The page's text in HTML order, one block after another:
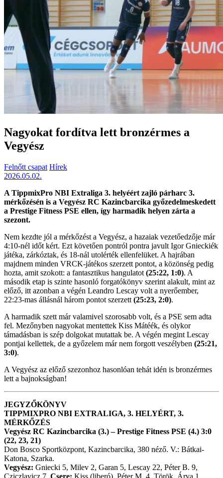
Nagyokat fordítva lett bronzérmes a
Vegyész
Felnőtt csapat Hírek
2026.05.02.
A TippmixPro NBI Extraliga 3. helyéért zajló párharc 3.
mérkőzésén is a Vegyész RC Kazincbarcika győzedelmeskedett
a Prestige Fitness PSE ellen, így harmadik helyen zárta a
szezont.
Nem kezdte jól a mérkőzést a Vegyész, a hazaiak vezetőedzője már
4:10-nél időt kért. Ezt követően pontról pontra javult Igor Gnieckiék
játéka, zárkóztak, és 18-nál utolérték ellenfelüket. A hajrában
majdnem minden VRCK-játékos szerzett pontot, a közönség pedig
hozta, amit szokott: a fantasztikus hangulatot (25:22, 1:0). A
második etap is szinte hasonló forgatókönyv szerint alakult, mint az
előző, itt azonban a végén Leandro Lescay volt a nyerőember,
22:23-mas állásnál három pontot szerzett (25:23, 2:0).
A harmadik szett már valamivel szorosabb volt, és a PSE sem adta
fel. Mezőnyben nagyokat mentettek Kiss Mátéék, és olykor
támadásban is szép dolgokat mutattak be. A végén megint Lescay
pontjai kellettek, de a győzelem már nem forgott veszélyben (25:21,
3:0).
A Vegyész az előző szezonhoz hasonlóan tehát idén is bronzérmes
lett a bajnokságban!
JEGYZŐKÖNYV
TIPPMIXPRO NBI EXTRALIGA, 3. HELYÉRT, 3.
MÉRKŐZÉS
Vegyész RC Kazincbarcika (3.) – Prestige Fitness PSE (4.) 3:0
(22, 23, 21)
Don Bosco Sportközpont, Kazincbarcika, 380 néző. V.: Bátkai-
Katona, Szarka.
Vegyész: Gniecki 5, Milev 2, Garan 5, Lescay 22, Péter B. 9,